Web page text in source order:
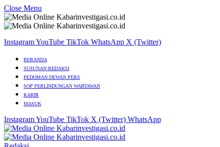
Close Menu
InstagramYouTube TikTok WhatsApp X (Twitter)
BERANDA
SUSUNAN REDAKSI
PEDOMAN DEWAN PERS
SOP PERLINDUNGAN WARTAWAN
KARIR
MASUK
InstagramYouTube TikTok X (Twitter) WhatsApp